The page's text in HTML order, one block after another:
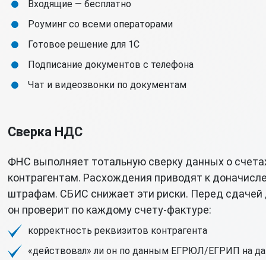
Входящие — бесплатно
Роуминг со всеми операторами
Готовое решение для 1С
Подписание документов с телефона
Чат и видеозвонки по документам
Сверка НДС
ФНС выполняет тотальную сверку данных о
контрагентам. Расхождения приводят к
штрафам. СБИС снижает эти риски. Перед
он проверит по каждому счету-фактуре:
корректность реквизитов контрагента
«действовал» ли он по данным ЕГРЮЛ/ЕГРИП на